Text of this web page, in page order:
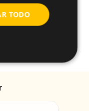
este
TODO